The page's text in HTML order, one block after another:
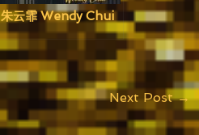
朱云霏 Wendy Chui
Next Post→